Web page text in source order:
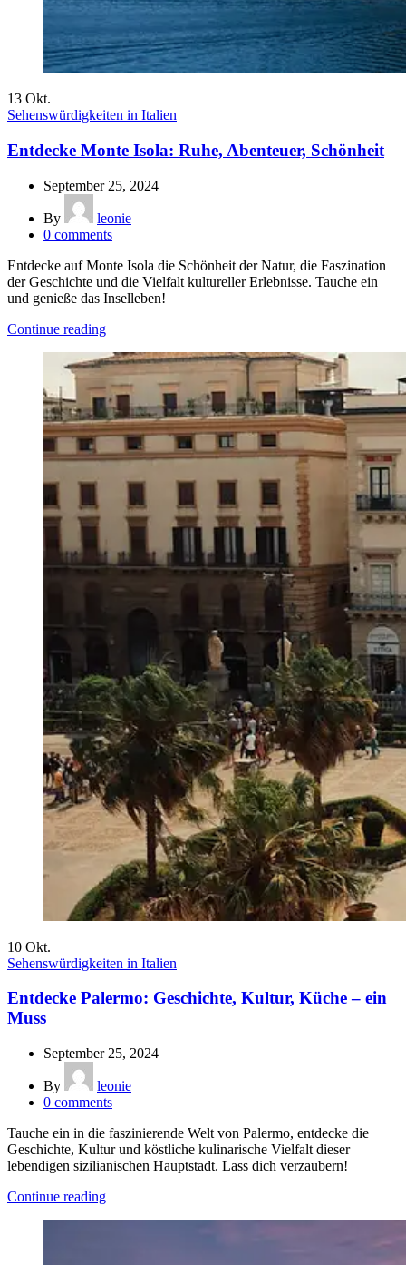
13 Okt.
Sehenswürdigkeiten in Italien
Entdecke Monte Isola: Ruhe, Abenteuer, Schönheit
September 25, 2024
By
leonie
0 comments
Entdecke auf Monte Isola die Schönheit der Natur, die Faszination
der Geschichte und die Vielfalt kultureller Erlebnisse. Tauche ein
und genieße das Inselleben!
Continue reading
10 Okt.
Sehenswürdigkeiten in Italien
Entdecke Palermo: Geschichte, Kultur, Küche – ein
Muss
September 25, 2024
By
leonie
0 comments
Tauche ein in die faszinierende Welt von Palermo, entdecke die
Geschichte, Kultur und köstliche kulinarische Vielfalt dieser
lebendigen sizilianischen Hauptstadt. Lass dich verzaubern!
Continue reading